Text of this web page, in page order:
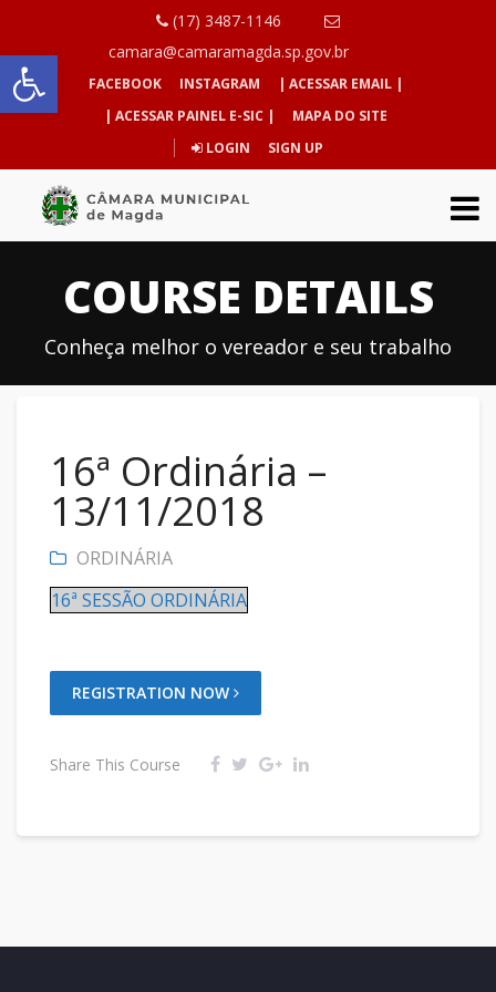
Abrir a barra de ferramentas
(17) 3487-1146
camara@camaramagda.sp.gov.br
FACEBOOK INSTAGRAM
| ACESSAR EMAIL |
| ACESSAR PAINEL E-SIC |
MAPA DO SITE
LOGIN
SIGN UP
COURSE DETAILS
Conheça melhor o vereador e seu trabalho
16ª Ordinária –
13/11/2018
ORDINÁRIA
16ª SESSÃO ORDINÁRIA
REGISTRATION NOW
Share This Course